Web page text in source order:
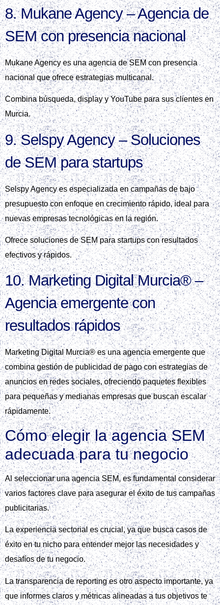
8. Mukane Agency – Agencia de
SEM con presencia nacional
Mukane Agency es una agencia de SEM con presencia
nacional que ofrece estrategias multicanal.
Combina búsqueda, display y YouTube para sus clientes en
Murcia.
9. Selspy Agency – Soluciones
de SEM para startups
Selspy Agency es especializada en campañas de bajo
presupuesto con enfoque en crecimiento rápido, ideal para
nuevas empresas tecnológicas en la región.
Ofrece soluciones de SEM para startups con resultados
efectivos y rápidos.
10. Marketing Digital Murcia® –
Agencia emergente con
resultados rápidos
Marketing Digital Murcia® es una agencia emergente que
combina gestión de publicidad de pago con estrategias de
anuncios en redes sociales, ofreciendo paquetes flexibles
para pequeñas y medianas empresas que buscan escalar
rápidamente.
Cómo elegir la agencia SEM
adecuada para tu negocio
Al seleccionar una agencia SEM, es fundamental considerar
varios factores clave para asegurar el éxito de tus campañas
publicitarias.
La experiencia sectorial es crucial, ya que busca casos de
éxito en tu nicho para entender mejor las necesidades y
desafíos de tu negocio.
La transparencia de reporting es otro aspecto importante, ya
que informes claros y métricas alineadas a tus objetivos te